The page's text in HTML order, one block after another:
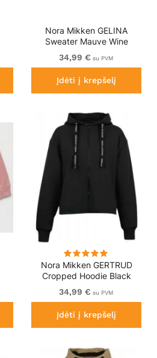
Nora Mikken GELINA
Sweater Mauve Wine
34,99 € su PVM
Įdėti į krepšelį
Nora Mikken GERTRUD
Cropped Hoodie Black
34,99 € su PVM
Įdėti į krepšelį